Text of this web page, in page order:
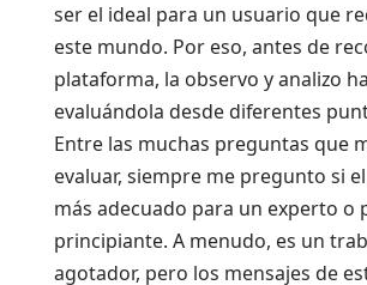
ser el ideal para un usuario que
este mundo. Por eso, antes de
plataforma, la observo y analizo
evaluándola desde diferentes
Entre las muchas preguntas que
evaluar, siempre me pregunto si
más adecuado para un experto o
principiante. A menudo, es un
agotador, pero los mensajes de